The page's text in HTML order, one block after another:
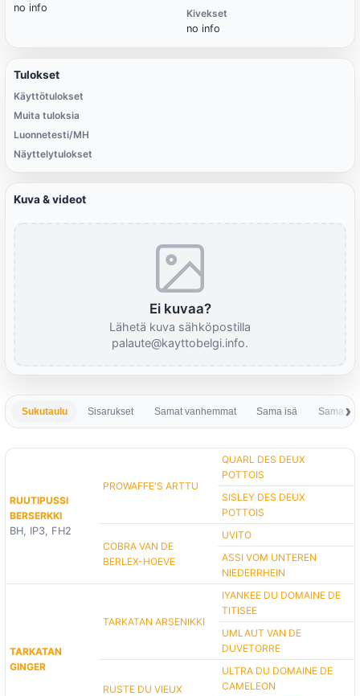
no info
Kivekset
no info
Tulokset
Käyttötulokset
Muita tuloksia
Luonnetesti/MH
Näyttelytulokset
Kuva & videot
Ei kuvaa?
Lähetä kuva sähköpostilla
palaute@kayttobelgi.info.
Sukutaulu Sisarukset Samat vanhemmat Sama isä Sama
RUUTIPUSSI
BERSERKKI
BH, IP3, FH2
PROWAFFE'S ARTTU
QUARL DES DEUX
POTTOIS
SISLEY DES DEUX
POTTOIS
COBRA VAN DE
BERLEX-HOEVE
UVITO
ASSI VOM UNTEREN
NIEDERRHEIN
TARKATAN
GINGER
TARKATAN ARSENIKKI
IYANKEE DU DOMAINE DE
TITISEE
UMLAUT VAN DE
DUVETORRE
RUSTE DU VIEUX
ULTRA DU DOMAINE DE
CAMELEON